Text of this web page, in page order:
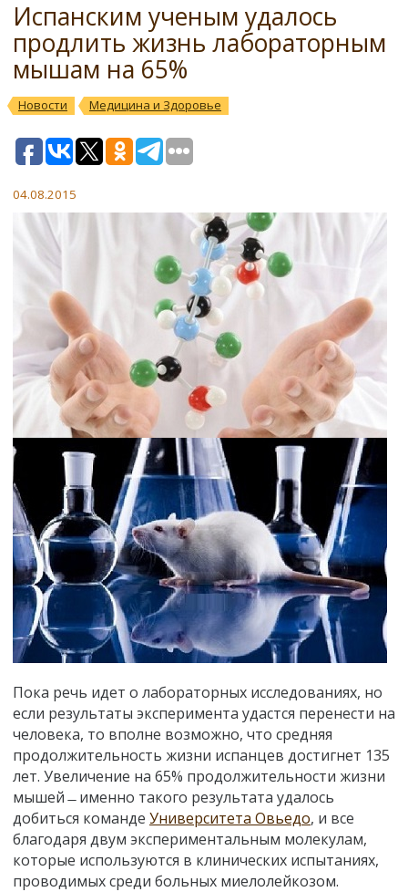
Испанским ученым удалось
продлить жизнь лабораторным
мышам на 65%
Новости Медицина и Здоровье
04.08.2015
Пока речь идет о лабораторных исследованиях, но
если результаты эксперимента удастся перенести на
человека, то вполне возможно, что средняя
продолжительность жизни испанцев достигнет 135
лет. Увеличение на 65% продолжительности жизни
мышей ̶ именно такого результата удалось
добиться команде Университета Овьедо, и все
благодаря двум экспериментальным молекулам,
которые используются в клинических испытаниях,
проводимых среди больных миелолейкозом.